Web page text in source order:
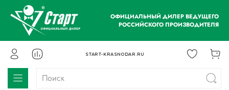
ОФИЦИАЛЬНЫЙ ДИЛЕР ВЕДУЩЕГО
РОССИЙСКОГО ПРОИЗВОДИТЕЛЯ
START-KRASNODAR.RU